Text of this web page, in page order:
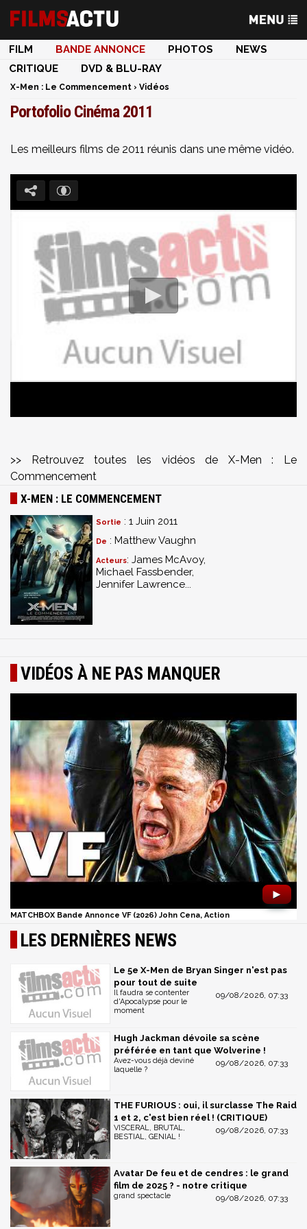
FILM BANDE ANNONCE PHOTOS
NEWS
CRITIQUE
DVD & BLU-RAY
X-Men : Le Commencement › Vidéos
Portofolio Cinéma 2011
Les meilleurs films de 2011 réunis dans une même vidéo.
>> Retrouvez toutes les vidéos de X-Men : Le
Commencement
X-MEN : LE COMMENCEMENT
Sortie : 1 Juin 2011
De : Matthew Vaughn
Acteurs: James McAvoy,
Michael Fassbender,
Jennifer Lawrence...
VIDÉOS À NE PAS MANQUER
►
MATCHBOX Bande Annonce VF (2026) John Cena, Action
LES DERNIÈRES NEWS
Le 5e X-Men de Bryan Singer n'est pas
pour tout de suite
09/08/2026, 07:33
Il faudra se contenter
d'Apocalypse pour le
moment
Hugh Jackman dévoile sa scène
préférée en tant que Wolverine !
09/08/2026, 07:33
Avez-vous déjà deviné
laquelle ?
THE FURIOUS : oui, il surclasse The Raid
1 et 2, c'est bien réel ! (CRITIQUE)
09/08/2026, 07:33
VISCERAL, BRUTAL,
BESTIAL, GENIAL !
Avatar De feu et de cendres : le grand
film de 2025 ? - notre critique
09/08/2026, 07:33
grand spectacle